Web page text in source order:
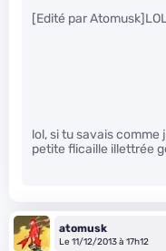
[Edité par
lol, si tu savais comme
petite flicaille illettrée
atomusk
Le 11/12/2013 à 17h12